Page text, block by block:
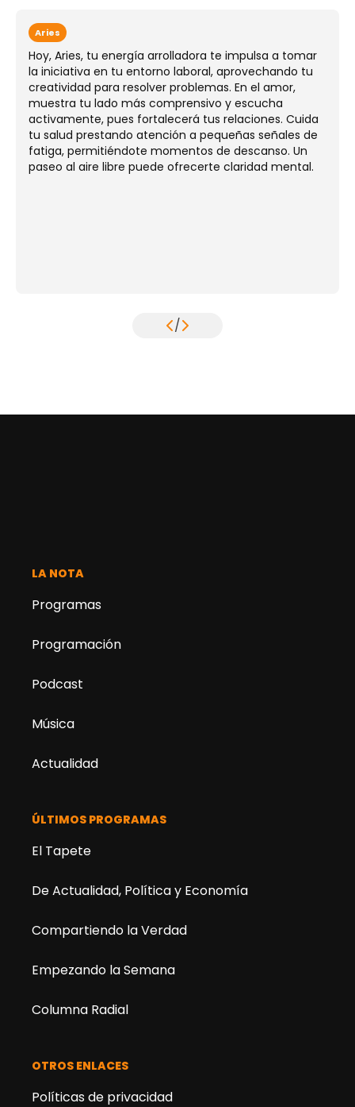
Aries
Hoy, Aries, tu energía arrolladora te impulsa a tomar
la iniciativa en tu entorno laboral, aprovechando tu
creatividad para resolver problemas. En el amor,
muestra tu lado más comprensivo y escucha
activamente, pues fortalecerá tus relaciones. Cuida
tu salud prestando atención a pequeñas señales de
fatiga, permitiéndote momentos de descanso. Un
paseo al aire libre puede ofrecerte claridad mental.
/
LA NOTA
Programas
Programación
Podcast
Música
Actualidad
ÚLTIMOS PROGRAMAS
El Tapete
De Actualidad, Política y Economía
Compartiendo la Verdad
Empezando la Semana
Columna Radial
OTROS ENLACES
Políticas de privacidad